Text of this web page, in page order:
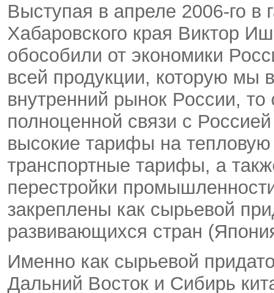
Выступая в апреле 2006-го в
Хабаровского края Виктор
обособили от экономики
всей продукции, которую мы
внутренний рынок России,
полноценной связи с
высокие тарифы на
транспортные тарифы, а
перестройки
закреплены как сырьевой
развивающихся стран
Именно как сырьевой
Дальний Восток и Сибирь